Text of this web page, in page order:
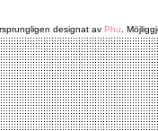
designat av Phu.